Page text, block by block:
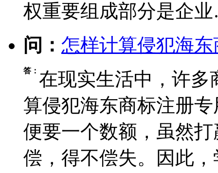
权重要组成部分是企
问： 怎样计算侵犯海
答： 在现实生活中，许多
算侵犯海东商标注册
便要一个数额，虽然
偿，得不偿失。因此